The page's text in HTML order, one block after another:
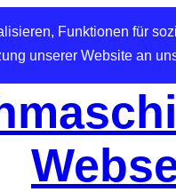
Funktionen für
unserer Website an